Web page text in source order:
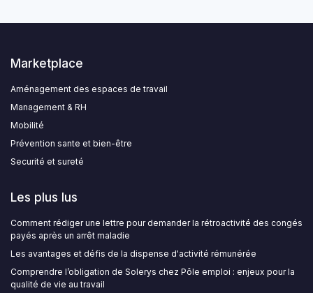
Marketplace
Aménagement des espaces de travail
Management & RH
Mobilité
Prévention sante et bien-être
Securité et sureté
Les plus lus
Comment rédiger une lettre pour demander la rétroactivité des congés
payés après un arrêt maladie
Les avantages et défis de la dispense d'activité rémunérée
Comprendre l’obligation de Solerys chez Pôle emploi : enjeux pour la
qualité de vie au travail